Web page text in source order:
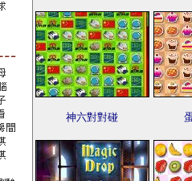
神六對對碰